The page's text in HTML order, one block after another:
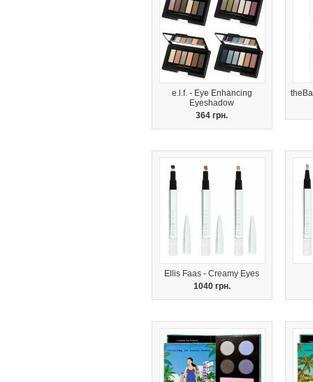
e.l.f. - Eye Enhancing
Eyeshadow
364 грн.
Ellis Faas - Creamy Eyes
1040 грн.